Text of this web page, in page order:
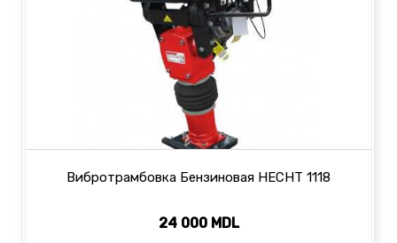
Вибротрамбовка Бензиновая HECHT 1118
24 000 MDL